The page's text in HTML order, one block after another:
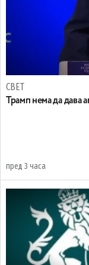
СВЕТ
Трамп нема да дава
пред 3 часа